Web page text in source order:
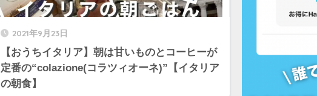
2021年9月23日
【おうちイタリア】朝は甘いものとコーヒーが
定番の“colazione(コラツィオーネ)”【イタリア
の朝食】